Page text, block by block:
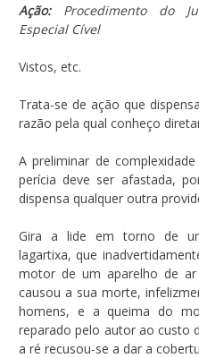
Ação:Procedimento do
Especial Cível
Vistos, etc.
Trata-se de ação que
razão pela qual conheço
A preliminar de
perícia deve ser afastada,
dispensa qualquer outra
Gira a lide em torno de
lagartixa, que
motor de um aparelho de ar
causou a sua morte,
homens, e a queima do
reparado pelo autor ao custo
a ré recusou-se a dar a